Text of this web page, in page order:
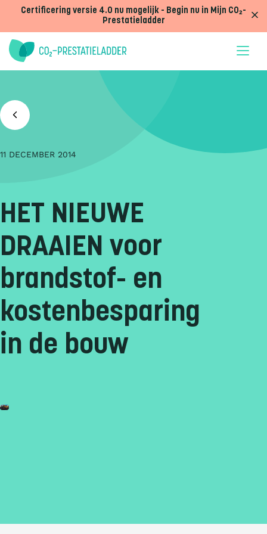
Certificering versie 4.0 nu mogelijk - Begin nu in Mijn CO₂-
Prestatieladder
11 DECEMBER 2014
HET NIEUWE
DRAAIEN voor
brandstof- en
kostenbesparing
in de bouw